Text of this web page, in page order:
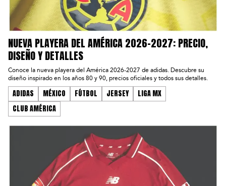
NUEVA PLAYERA DEL AMÉRICA 2026-2027: PRECIO,
DISEÑO Y DETALLES
Conoce la nueva playera del América 2026-2027 de adidas. Descubre su
diseño inspirado en los años 80 y 90, precios oficiales y todos sus detalles.
ADIDAS MÉXICO FÚTBOL JERSEY
LIGA MX
CLUB AMÉRICA